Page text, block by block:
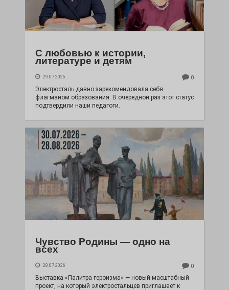
С любовью к истории,
литературе и детям
29.07.2026 0
Электросталь давно зарекомендовала себя
флагманом образования. В очередной раз этот статус
подтвердили наши педагоги.
Чувство Родины — одно на
всех
28.07.2026 0
Выставка «Палитра героизма» — новый масштабный
проект, на который электростальцев приглашает к